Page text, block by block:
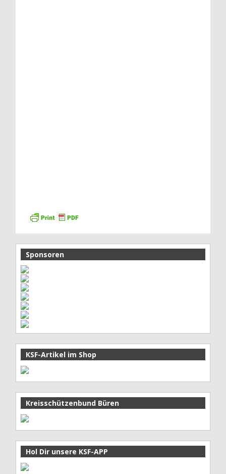
Sponsoren
KSF-Artikel im Shop
Kreisschützenbund Büren
Hol Dir unsere KSF-APP